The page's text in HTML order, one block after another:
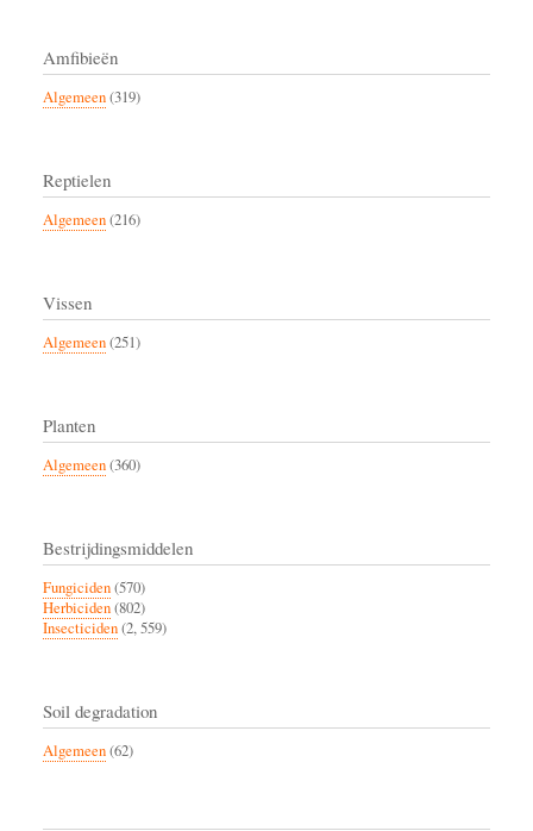
Amfibieën
Algemeen(319)
Reptielen
Algemeen(216)
Vissen
Algemeen(251)
Planten
Algemeen(360)
Bestrijdingsmiddelen
Fungiciden(570)
Herbiciden(802)
Insecticiden(2, 559)
Soil degradation
Algemeen(62)